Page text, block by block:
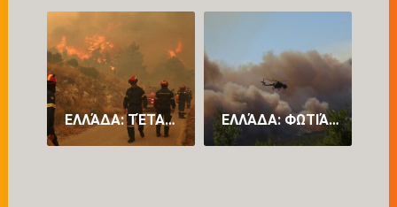
ΕΛΛΆΔΑ: ΤΈΤΑΡΤΗ ΝΎΧΤΑ ΜΆΧΗΣ ΜΕ ΤΙΣ ΦΛΌΓΕΣ ΣΤΑ ΜΈΤΩΠΑ ΤΗΣ ΑΤΤΙΚΉΣ ΚΑΙ ΤΗΣ ΒΟΙΩΤΊΑΣ (PICS) ΕΛΛΆΔΑ: ΦΩΤΙΆ ΣΕ ΔΥΤΙΚΉ ΑΤΤΙΚΉ ΚΑΙ ΒΟΙΩΤΊΑ – ΠΑΊΡΝΕΙ ΧΑΡΑΚΤΗΡΙΣΤΙΚΆ «MEGA FIRE» – ΠΡΟΣ ΜΆΝΔΡΑ ΤΟ ΜΈΤΩΠΟ